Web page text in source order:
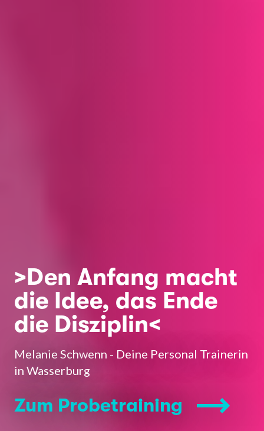
>Den Anfang macht
die Idee, das Ende
die Disziplin<
Melanie Schwenn - Deine Personal Trainerin
in Wasserburg
Zum Probetraining